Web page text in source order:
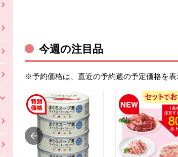
今週の注目品
※予約価格は、直近の予約週の予定価格を表